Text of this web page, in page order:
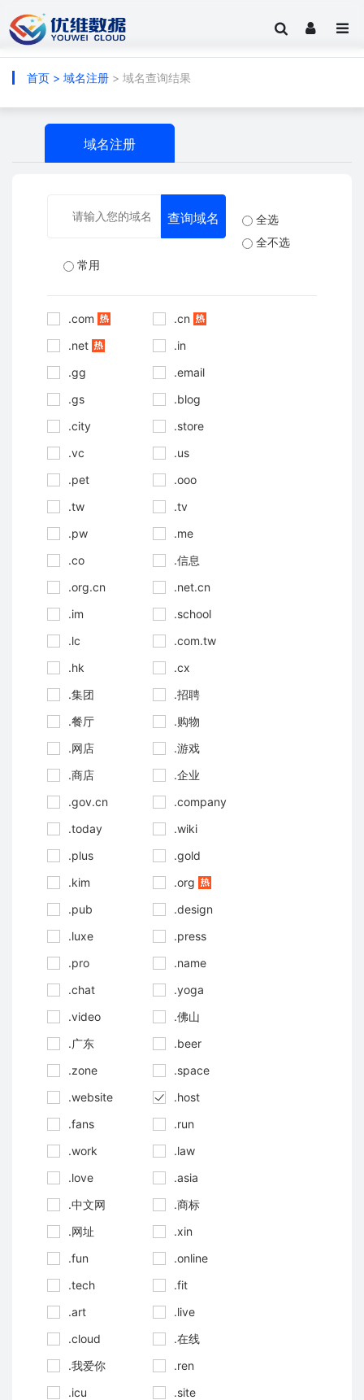
首页 > 域名注册 > 域名查询结果
域名注册
全选
全不选
常用
.com
.cn
.net
.in
.gg
.email
.gs
.blog
.city
.store
.vc
.us
.pet
.ooo
.tw
.tv
.pw
.me
.co
.信息
.org.cn
.net.cn
.im
.school
.lc
.com.tw
.hk
.cx
.集团
.招聘
.餐厅
.购物
.网店
.游戏
.商店
.企业
.gov.cn
.company
.today
.wiki
.plus
.gold
.kim
.org
.pub
.design
.luxe
.press
.pro
.name
.chat
.yoga
.video
.佛山
.广东
.beer
.zone
.space
.website
.host
.fans
.run
.work
.law
.love
.asia
.中文网
.商标
.网址
.xin
.fun
.online
.tech
.fit
.art
.live
.cloud
.在线
.我爱你
.ren
.icu
.site